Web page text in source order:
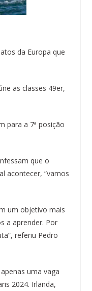
da Europa que
as classes 49er,
para a 7ª posição
que o
acontecer, “vamos
um objetivo mais
a aprender. Por
referiu Pedro
uma vaga
2024. Irlanda,